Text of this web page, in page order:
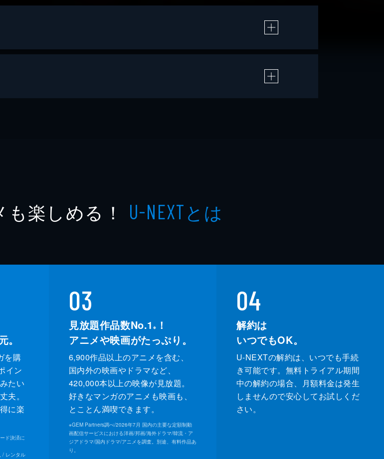
楽しめる！ U-NEXTとは
。
を購
イン
たい
夫。
に楽
ド決済に
/ レンタル
03
見放題作品数No.1 ※
！
アニメや映画がたっぷり。
6,900作品以上のアニメを含む、
国内外の映画やドラマなど、
420,000本以上の映像が見放題。
好きなマンガのアニメも映画も、
とことん満喫できます。
※GEM Partners調べ/2026年7⽉ 国内の主要な定額制動
画配信サービスにおける洋画/邦画/海外ドラマ/韓流・ア
ジアドラマ/国内ドラマ/アニメを調査。別途、有料作品あ
り。
04
解約は
いつでもOK。
U-NEXTの解約は、いつでも手続
き可能です。無料トライアル期間
中の解約の場合、月額料金は発生
しませんので安心してお試しくだ
さい。